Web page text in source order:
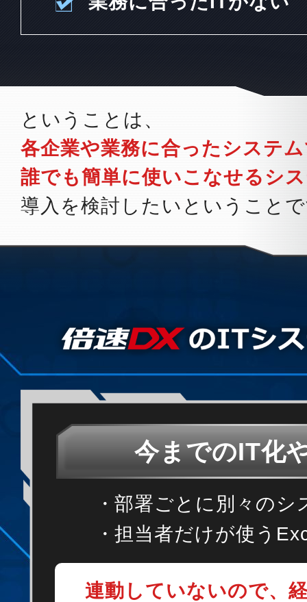
ということは、
各企業や業務に合ったシステ
誰でも簡単に使いこなせるシ
導入を検討したいということ
今までのIT化
部署ごとに別々のシ
担当者だけが使う
連動していないので、